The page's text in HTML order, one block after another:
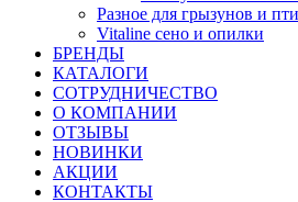
Разное для грызунов и
Vitaline сено и опилки
БРЕНДЫ
КАТАЛОГИ
СОТРУДНИЧЕСТВО
О КОМПАНИИ
ОТЗЫВЫ
НОВИНКИ
АКЦИИ
КОНТАКТЫ